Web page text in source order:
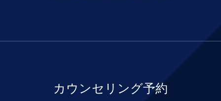
カウンセリング予約